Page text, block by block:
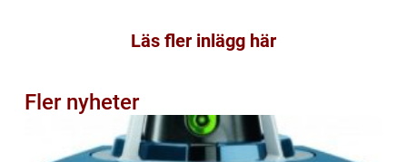
Läs fler inlägg här
Fler nyheter